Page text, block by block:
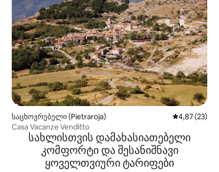
საცხოვრებელი (Pietraroja) საშუალო
4,87 (23)
Casa Vacanze Venditto
სახლისთვის დამახასიათებელი
კომფორტი და შესანიშნავი
ყოველთვიური ტარიფები